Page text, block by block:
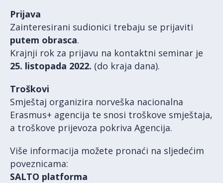
Prijava
Zainteresirani sudionici trebaju se prijaviti
putem obrasca.
Krajnji rok za prijavu na kontaktni seminar je
25. listopada 2022. (do kraja dana).
Troškovi
Smještaj organizira norveška nacionalna
Erasmus+ agencija te snosi troškove smještaja,
a troškove prijevoza pokriva Agencija.
Više informacija možete pronaći na sljedećim
poveznicama:
SALTO platforma